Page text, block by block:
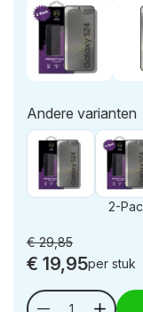
Andere varianten
2-
€ 29,85
€ 19,95per stuk